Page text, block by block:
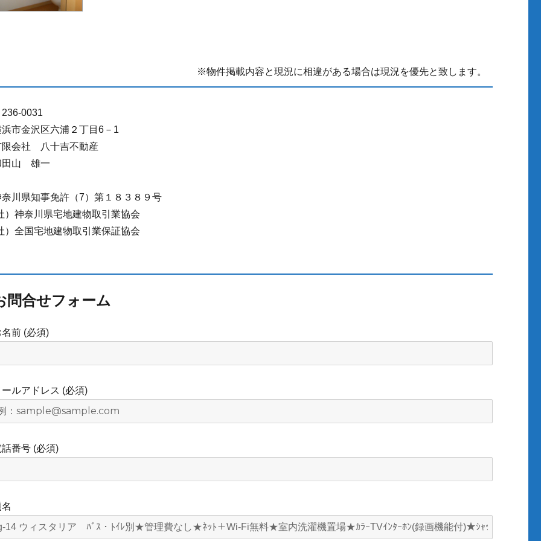
※物件掲載内容と現況に相違がある場合は現況を優先と致します。
236-0031
浜市金沢区六浦２丁目6－1
限会社 八十吉不動産
田山 雄一
奈川県知事免許（7）第１８３８９号
）神奈川県宅地建物取引業協会
）全国宅地建物取引業保証協会
問合せフォーム
名前 (必須)
ールアドレス (必須)
話番号 (必須)